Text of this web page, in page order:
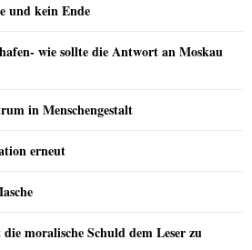
und kein Ende
wie sollte die Antwort an Moskau
in Menschengestalt
erneut
moralische Schuld dem Leser zu